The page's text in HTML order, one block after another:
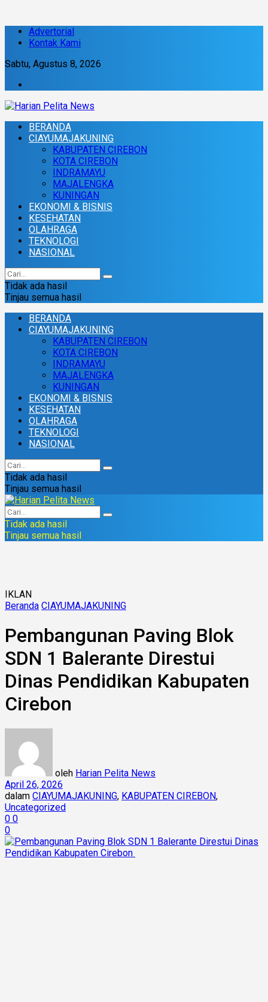
Advertorial
Kontak Kami
Sabtu, Agustus 8, 2026
BERANDA
CIAYUMAJAKUNING
KABUPATEN CIREBON
KOTA CIREBON
INDRAMAYU
MAJALENGKA
KUNINGAN
EKONOMI & BISNIS
KESEHATAN
OLAHRAGA
TEKNOLOGI
NASIONAL
Tidak ada hasil
Tinjau semua hasil
BERANDA
CIAYUMAJAKUNING
KABUPATEN CIREBON
KOTA CIREBON
INDRAMAYU
MAJALENGKA
KUNINGAN
EKONOMI & BISNIS
KESEHATAN
OLAHRAGA
TEKNOLOGI
NASIONAL
Tidak ada hasil
Tinjau semua hasil
Tidak ada hasil
Tinjau semua hasil
IKLAN
Beranda CIAYUMAJAKUNING
Pembangunan Paving Blok
SDN 1 Balerante Direstui
Dinas Pendidikan Kabupaten
Cirebon
oleh Harian Pelita News
April 26, 2026
dalam CIAYUMAJAKUNING, KABUPATEN CIREBON,
Uncategorized
0 0
0